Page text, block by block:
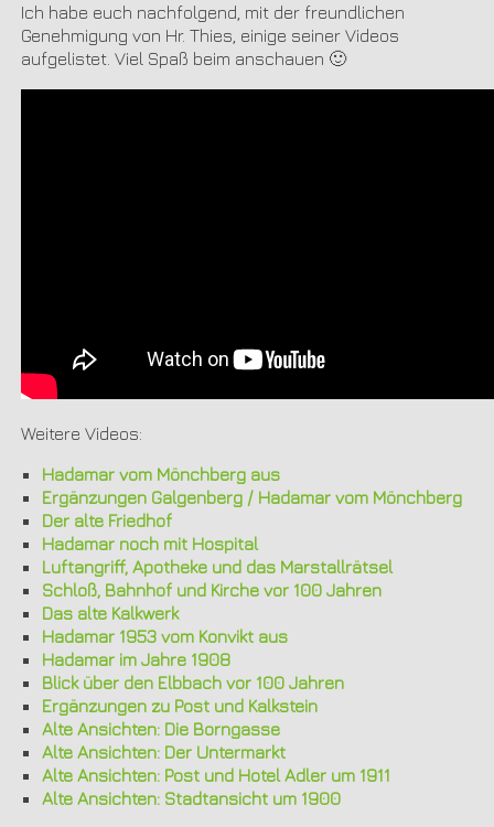
Ich habe euch nachfolgend, mit der freundlichen
Genehmigung von Hr. Thies, einige seiner Videos
aufgelistet. Viel Spaß beim anschauen 🙂
Weitere Videos:
Hadamar vom Mönchberg aus
Ergänzungen Galgenberg / Hadamar vom Mönchberg
Der alte Friedhof
Hadamar noch mit Hospital
Luftangriff, Apotheke und das Marstallrätsel
Schloß, Bahnhof und Kirche vor 100 Jahren
Das alte Kalkwerk
Hadamar 1953 vom Konvikt aus
Hadamar im Jahre 1908
Blick über den Elbbach vor 100 Jahren
Ergänzungen zu Post und Kalkstein
Alte Ansichten: Die Borngasse
Alte Ansichten: Der Untermarkt
Alte Ansichten: Post und Hotel Adler um 1911
Alte Ansichten: Stadtansicht um 1900